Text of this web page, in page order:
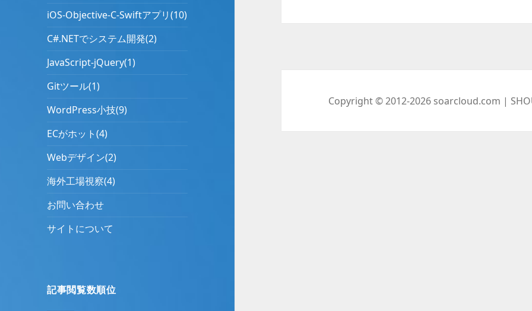
iOS-Objective-C-Swiftアプリ(10)
C#.NETでシステム開発(2)
JavaScript-jQuery(1)
Gitツール(1)
WordPress小技(9)
ECがホット(4)
Webデザイン(2)
海外工場視察(4)
お問い合わせ
サイトについて
記事閲覧数順位
Copyright © 2012-2026 soarcloud.com |